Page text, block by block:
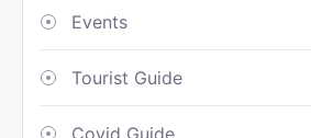
Events
Tourist Guide